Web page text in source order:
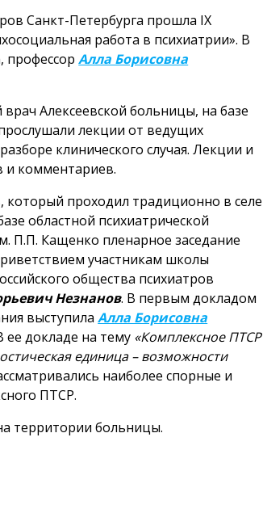
Санкт-Петербурга прошла IX
работа в психиатрии». В
профессорАлла Борисовна
Алексеевской больницы, на базе
лекции от ведущих
клинического случая. Лекции и
и комментариев.
который проходил традиционно в селе
областной психиатрической
П.П. Кащенко пленарное заседание
участникам школы
общества психиатров
Незнанов. В первым докладом
выступилаАлла Борисовна
ее докладе на тему «Комплексное ПТСР
единица – возможности
наиболее спорные и
ПТСР.
территории больницы.